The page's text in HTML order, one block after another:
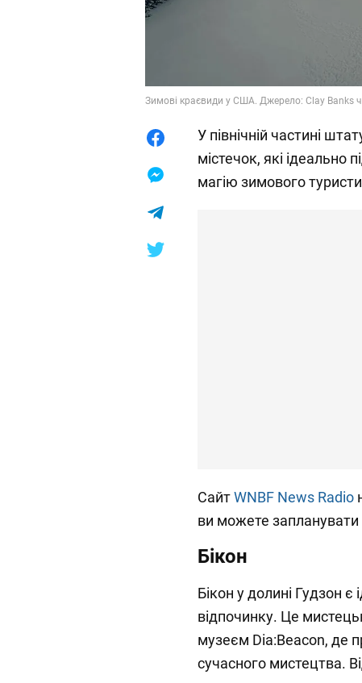
Зимові краєвиди у США. Джерело: Clay Banks
У північній частині
містечок, які ідеально
магію зимового
СайтWNBF News Radio
ви можете запланувати
Бікон
Бікон у долині Гудзон
відпочинку. Це
музеєм Dia:Beacon, де
сучасного мистецтва.